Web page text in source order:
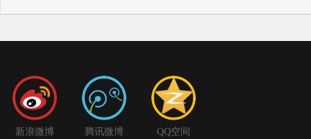
新浪微博 腾讯微博 QQ空间